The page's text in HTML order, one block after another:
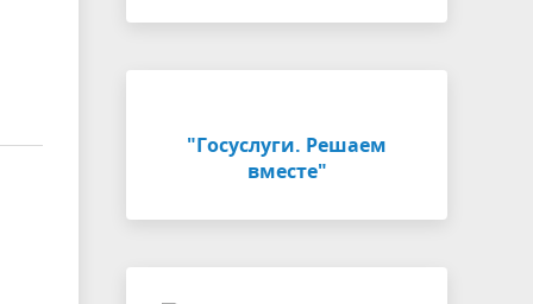
"Госуслуги. Решаем
вместе"